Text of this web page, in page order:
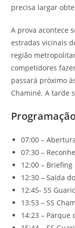
precisa largar
A prova acontece
estradas vicinais
região
competidores
passará próximo
Chaminé. A tarde
07:00 –
07:30 –
12:00 – Briefing
12:30 – Saída
12:45- SS
13:53 – SS
14:23 – Parque